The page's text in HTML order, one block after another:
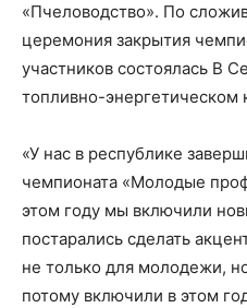
«Пчеловодство». По
церемония закрытия
участников состоялась В
топливно-
«У нас в республике
чемпионата «Молодые
этом году мы включили
постарались сделать
не только для молодежи,
потому включили в этом